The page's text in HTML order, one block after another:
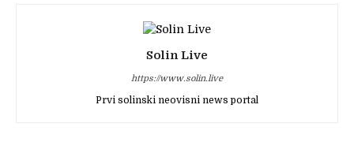
Solin Live
https://www.solin.live
Prvi solinski neovisni news portal